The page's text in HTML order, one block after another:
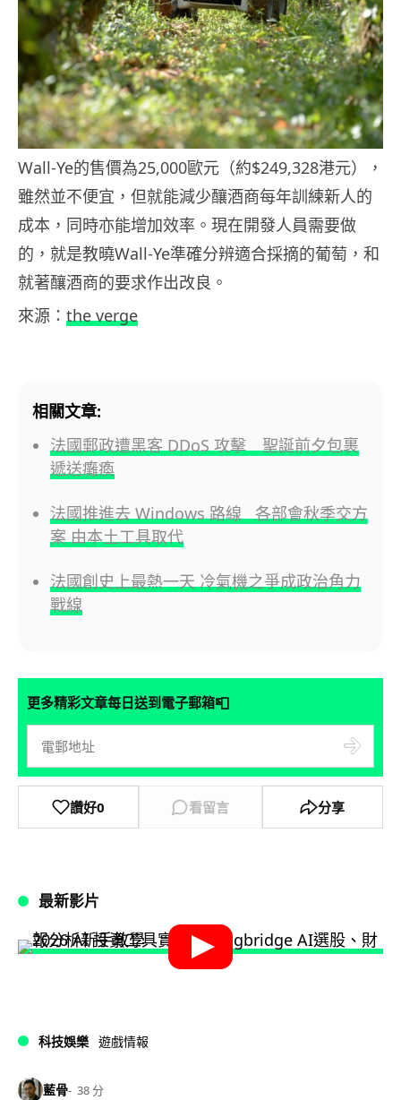
Wall-Ye的售價為25,000歐元（約$249,328港元），
雖然並不便宜，但就能減少釀酒商每年訓練新人的
成本，同時亦能增加效率。現在開發人員需要做
的，就是教曉Wall-Ye準確分辨適合採摘的葡萄，和
就著釀酒商的要求作出改良。
來源： the verge
相關文章:
法國郵政遭黑客 DDoS 攻擊 聖誕前夕包裹
遞送癱瘓
法國推進去 Windows 路線 各部會秋季交方
案 由本土工具取代
法國創史上最熱一天 冷氣機之爭成政治角力
戰線
更多精彩文章每日送到電子郵箱📮
讚好0 看留言 分享
最新影片
科技娛樂 遊戲情報
藍骨 38 分